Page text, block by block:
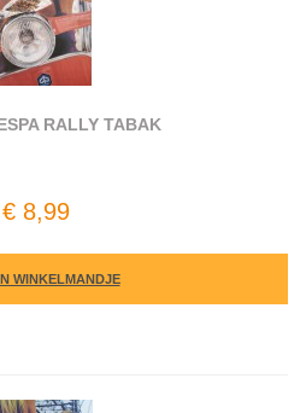
RALLY TABAK
€ 8,99
WINKELMANDJE